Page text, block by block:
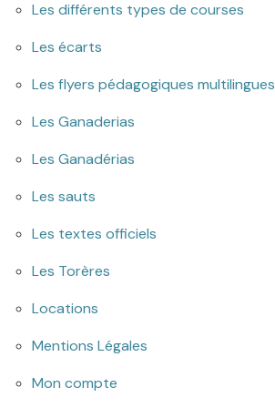
Les différents types de courses
Les écarts
Les flyers pédagogiques multilingues
Les Ganaderias
Les Ganadérias
Les sauts
Les textes officiels
Les Torères
Locations
Mentions Légales
Mon compte